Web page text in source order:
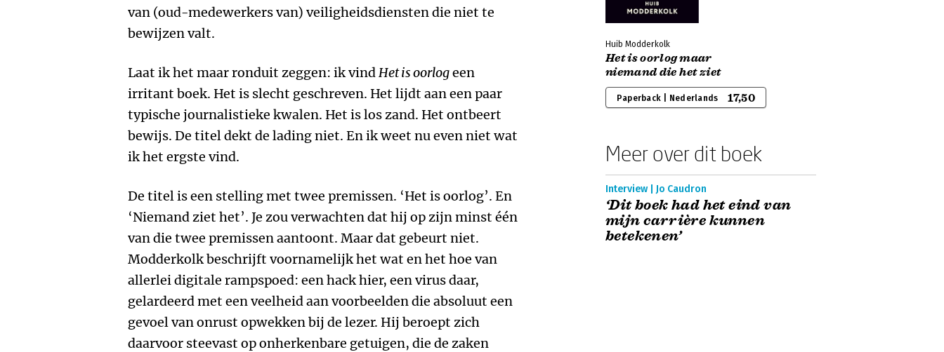
van (oud-medewerkers van) veiligheidsdiensten die niet te
bewijzen valt.
Laat ik het maar ronduit zeggen: ik vindHet is oorlogeen
irritant boek. Het is slecht geschreven. Het lijdt aan een paar
typische journalistieke kwalen. Het is los zand. Het ontbeert
bewijs. De titel dekt de lading niet. En ik weet nu even niet wat
ik het ergste vind.
De titel is een stelling met twee premissen. ‘Het is oorlog’. En
‘Niemand ziet het’. Je zou verwachten dat hij op zijn minst één
van die twee premissen aantoont. Maar dat gebeurt niet.
Modderkolk beschrijft voornamelijk het wat en het hoe van
allerlei digitale rampspoed: een hack hier, een virus daar,
gelardeerd met een veelheid aan voorbeelden die absoluut een
gevoel van onrust opwekken bij de lezer. Hij beroept zich
daarvoor steevast op onherkenbare getuigen, die de zaken
Huib Modderkolk
Het is oorlog maar
niemand die het ziet
Paperback | Nederlands 17,50
Meer over dit boek
Interview | Jo Caudron
‘Dit boek had het eind van
mijn carrière kunnen
betekenen’